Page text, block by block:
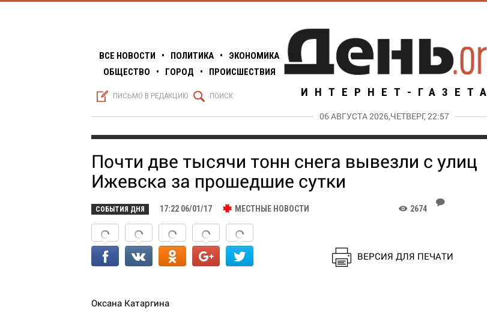
ВСЕ НОВОСТИ • ПОЛИТИКА •
ЭКОНОМИКА
ОБЩЕСТВО
• ГОРОД • ПРОИСШЕСТВИЯ
S ПИСЬМО В РЕДАКЦИЮ Q ПОИСК ИНТЕРНЕТ-ГАЗЕТА
06 АВГУСТА 2026,ЧЕТВЕРГ, 22:57
Почти две тысячи тонн снега вывезли с улиц
Ижевска за прошедшие сутки
СОБЫТИЯ ДНЯ 17:22 06/01/17 МЕСТНЫЕ НОВОСТИ K 2674
J
ВЕРСИЯ ДЛЯ ПЕЧАТИ
Оксана Катаргина